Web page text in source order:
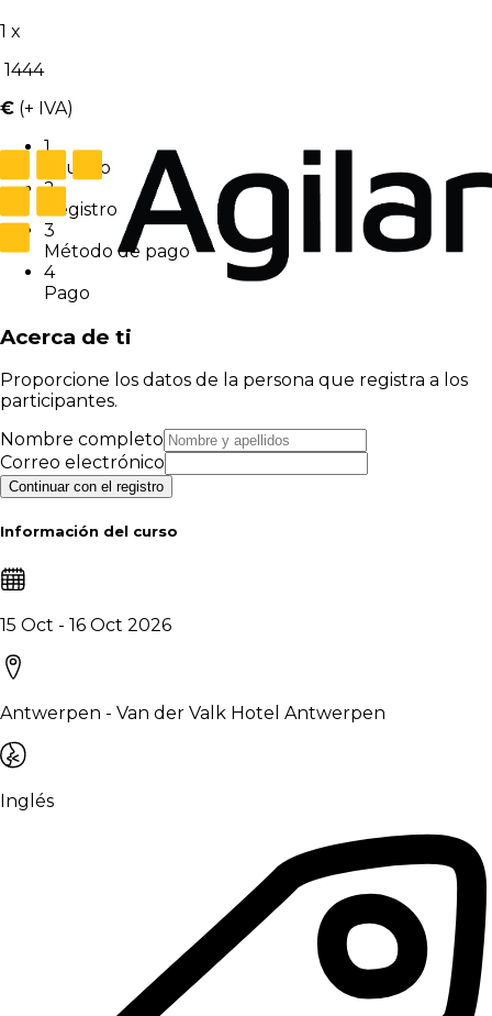
1 x
1444
€ (+ IVA)
1
Usuario
2
Registro
3
Método de pago
4
Pago
Acerca de ti
Proporcione los datos de la persona que registra a los
participantes.
Nombre completo
Correo electrónico
Continuar con el registro
Información del curso
15 Oct - 16 Oct 2026
Antwerpen - Van der Valk Hotel Antwerpen
Inglés